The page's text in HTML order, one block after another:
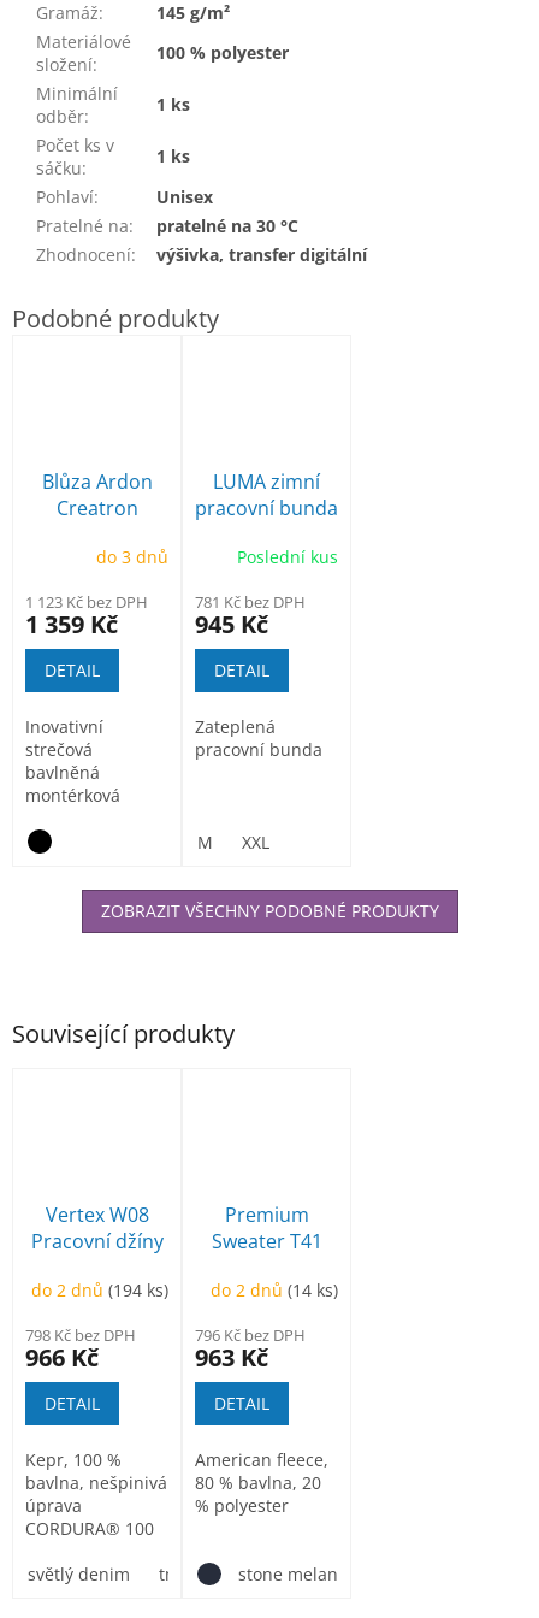
Související produkty
Vertex W08
Pracovní džíny
do 2 dnů(194 ks)
798 Kč bez DPH
966 Kč
DETAIL
Kepr, 100 %
bavlna, nešpinivá
úprava
CORDURA® 100
světlý denim
tmavý denim
Premium
Sweater T41
do 2 dnů(14 ks)
796 Kč bez DPH
963 Kč
DETAIL
American fleece,
80 % bavlna, 20
% polyester
stone melange
Gramáž:
145 g/m²
Materiálové
složení:
100 % polyester
Minimální
odběr:
1 ks
Počet ks v
sáčku:
1 ks
Pohlaví:
Unisex
Pratelné na:
pratelné na 30 °C
Zhodnocení: výšivka, transfer digitální
Blůza Ardon
Creatron
do 3 dnů
1 123 Kč bez DPH
1 359 Kč
DETAIL
Inovativní
strečová
bavlněná
montérková
speciálního
Amalytton®,...
LUMA zimní
pracovní bunda
Poslední kus
781 Kč bez DPH
945 Kč
DETAIL
Zateplená
pracovní bunda
M XXL
ZOBRAZIT VŠECHNY PODOBNÉ PRODUKTY